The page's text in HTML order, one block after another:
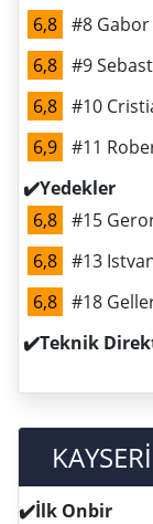
6,8 #8
6,8 #9
6,8 #10
6,9 #11
✔️Yedekler
6,8 #15
6,8 #13
6,8 #18
✔️Teknik
✔️İlk Onbir